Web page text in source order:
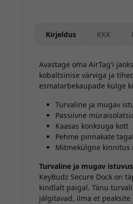
Kirjeldus KKK
Avastage oma AirTag'i
kobaltsinise värviga ja
esmatarbekaupade külge
Turvaline ja mugav
Passiivne
Kaasas konksuga kott
Pehme pinnakate
Mitmekülgne kinnitus
Turvaline ja mugav istuvus
KeyBudz Secure Dock on
kindlalt paigal. Tänu
jälgitavad, ilma et